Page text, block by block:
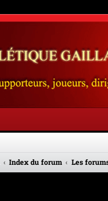
Index du forum Les